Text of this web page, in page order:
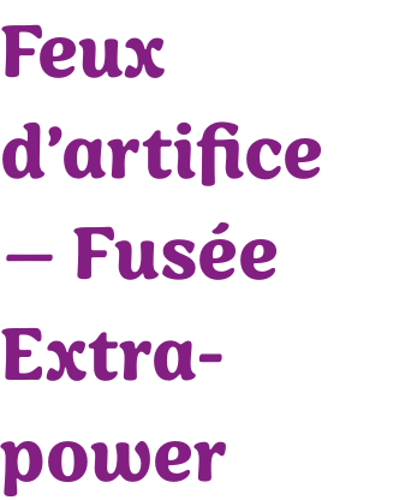
Feux
d’artifice
– Fusée
Extra-
power